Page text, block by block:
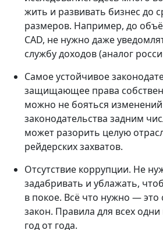
жить и развивать бизнес до
размеров. Например, до
CAD, не нужно даже
службу доходов (аналог
Самое устойчивое
защищающее права
можно не бояться изменений
законодательства задним
может разорить целую
рейдерских захватов.
Отсутствие коррупции. Не
задабривать и ублажать,
в покое. Всё что нужно — это
закон. Правила для всех
год от года.